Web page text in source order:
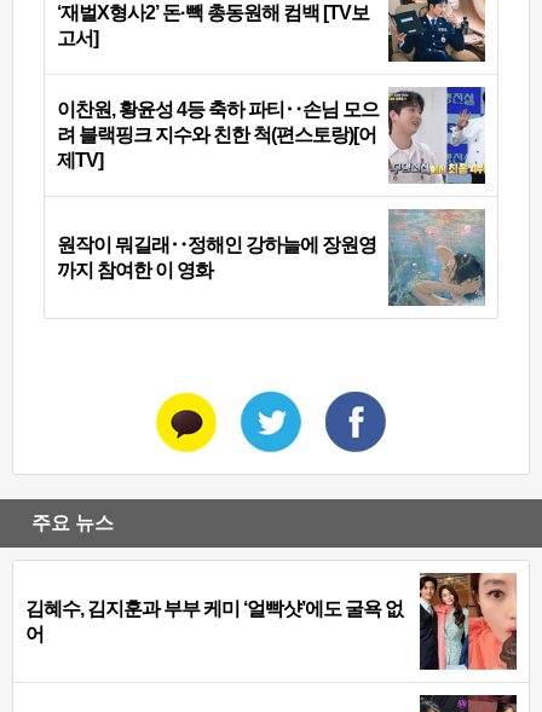
‘재벌X형사2’ 돈·빽 총동원해 컴백 [TV보
고서]
이찬원, 황윤성 4등 축하 파티‥손님 모으
려 블랙핑크 지수와 친한 척(편스토랑)[어
제TV]
원작이 뭐길래‥정해인 강하늘에 장원영
까지 참여한 이 영화
주요 뉴스
김혜수, 김지훈과 부부 케미 ‘얼빡샷’에도 굴욕 없
어